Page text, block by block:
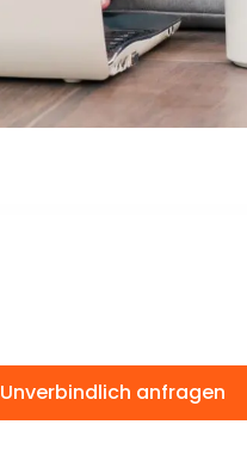
Unverbindlich anfragen